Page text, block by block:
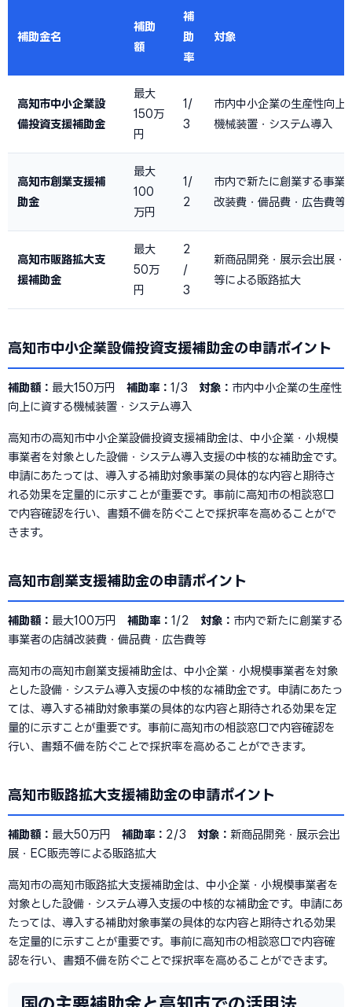
補助金名
補助
額
補
助
率
対象
高知市中小企業設
備投資支援補助金
最大
150万
円
1/
3
市内中小企業の生産性向上
機械装置・システム導入
高知市創業支援補
助金
最大
100
万円
1/
2
市内で新たに創業する事業
改装費・備品費・広告費等
高知市販路拡大支
援補助金
最大
50万
円
2
/
3
新商品開発・展示会出展・
等による販路拡大
高知市中小企業設備投資支援補助金の申請ポイント
補助額： 最大150万円 補助率： 1/3 対象： 市内中小企業の生産性
向上に資する機械装置・システム導入
高知市の高知市中小企業設備投資支援補助金は、中小企業・小規模
事業者を対象とした設備・システム導入支援の中核的な補助金です。
申請にあたっては、導入する補助対象事業の具体的な内容と期待さ
れる効果を定量的に示すことが重要です。事前に高知市の相談窓口
で内容確認を行い、書類不備を防ぐことで採択率を高めることがで
きます。
高知市創業支援補助金の申請ポイント
補助額： 最大100万円 補助率： 1/2 対象： 市内で新たに創業する
事業者の店舗改装費・備品費・広告費等
高知市の高知市創業支援補助金は、中小企業・小規模事業者を対象
とした設備・システム導入支援の中核的な補助金です。申請にあたっ
ては、導入する補助対象事業の具体的な内容と期待される効果を定
量的に示すことが重要です。事前に高知市の相談窓口で内容確認を
行い、書類不備を防ぐことで採択率を高めることができます。
高知市販路拡大支援補助金の申請ポイント
補助額： 最大50万円 補助率： 2/3 対象： 新商品開発・展示会出
展・EC販売等による販路拡大
高知市の高知市販路拡大支援補助金は、中小企業・小規模事業者を
対象とした設備・システム導入支援の中核的な補助金です。申請にあ
たっては、導入する補助対象事業の具体的な内容と期待される効果
を定量的に示すことが重要です。事前に高知市の相談窓口で内容確
認を行い、書類不備を防ぐことで採択率を高めることができます。